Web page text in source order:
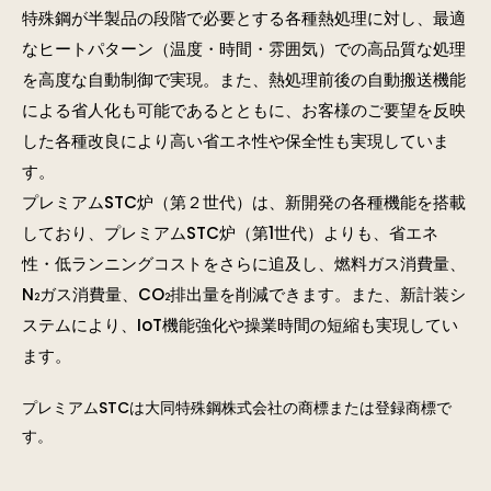
特殊鋼が半製品の段階で必要とする各種熱処理に対し、最適
なヒートパターン（温度・時間・雰囲気）での高品質な処理
を高度な自動制御で実現。また、熱処理前後の自動搬送機能
による省人化も可能であるとともに、お客様のご要望を反映
した各種改良により高い省エネ性や保全性も実現していま
す。
プレミアムSTC炉（第２世代）は、新開発の各種機能を搭載
しており、プレミアムSTC炉（第1世代）よりも、省エネ
性・低ランニングコストをさらに追及し、燃料ガス消費量、
N2ガス消費量、CO2排出量を削減できます。また、新計装シ
ステムにより、IoT機能強化や操業時間の短縮も実現してい
ます。
プレミアムSTCは大同特殊鋼株式会社の商標または登録商標で
す。